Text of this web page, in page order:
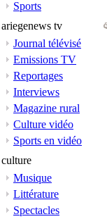
Sports
ariegenews tv
Journal télévisé
Emissions TV
Reportages
Interviews
Magazine rural
Culture vidéo
Sports en vidéo
culture
Musique
Littérature
Spectacles